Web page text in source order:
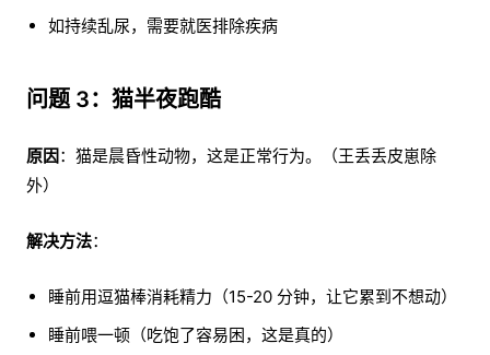
如持续乱尿，需要就医排除疾病
问题 3：猫半夜跑酷
原因 ：猫是晨昏性动物，这是正常行为。（王丢丢皮崽除
外）
解决方法：
睡前用逗猫棒消耗精力（15-20 分钟，让它累到不想动）
睡前喂一顿（吃饱了容易困，这是真的）